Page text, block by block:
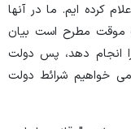
خلاصه آنها را در ۱۰ ماده اعلام کرده ایم. ما در آنها
موقت مطرح است بیان
انجام دهد، پس دولت
خواهیم شرائط دولت